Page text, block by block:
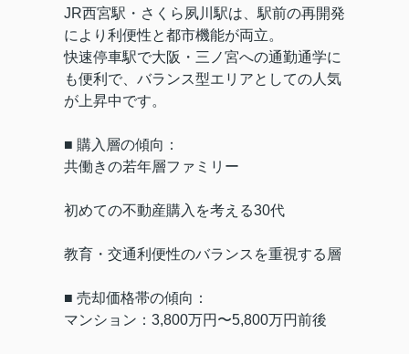
JR西宮駅・さくら夙川駅は、駅前の再開発
により利便性と都市機能が両立。
快速停車駅で大阪・三ノ宮への通勤通学に
も便利で、バランス型エリアとしての人気
が上昇中です。
■ 購入層の傾向：
共働きの若年層ファミリー
初めての不動産購入を考える30代
教育・交通利便性のバランスを重視する層
■ 売却価格帯の傾向：
マンション：3,800万円〜5,800万円前後